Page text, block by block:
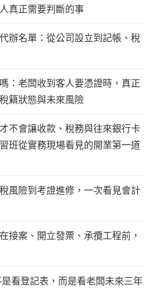
真正需要判斷的事
辦名單：從公司設立到記帳、稅
：老闆收到客人要憑證時，真正
籍狀態與未來風險
不會讓收款、稅務與往來銀行卡
班從實務現場看見的開業第一道
風險到考證進修，一次看見會計
接案、開立發票、承攬工程前，
看登記表，而是看老闆未來三年